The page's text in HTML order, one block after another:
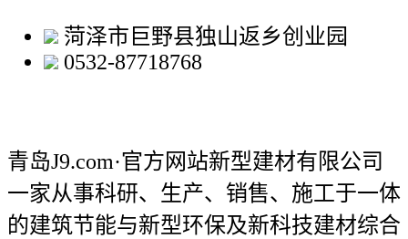
菏泽市巨野县独山返乡创业园
0532-87718768
青岛J9.com·官方网站新型建材有限公司
一家从事科研、生产、销售、施工于一体
的建筑节能与新型环保及新科技建材综合